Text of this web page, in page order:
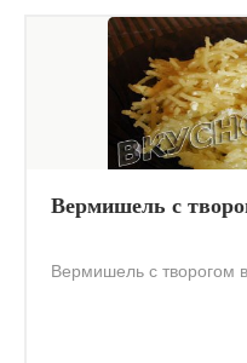
Вермишель с
Вермишель с творогом